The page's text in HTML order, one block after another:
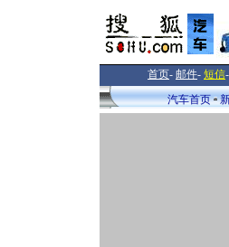
首页- 邮件- 短信-
汽车首页